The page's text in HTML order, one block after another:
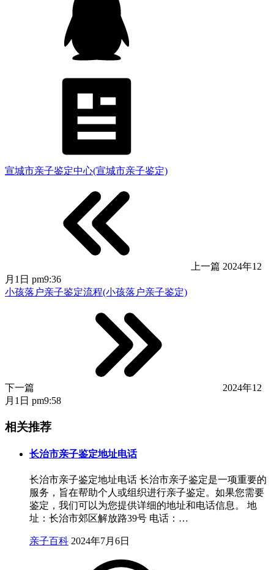
宣城市亲子鉴定中心(宣城市亲子鉴定)
上一篇 2024年12
月1日 pm9:36
小孩落户亲子鉴定流程(小孩落户亲子鉴定)
下一篇
2024年12
月1日 pm9:58
相关推荐
长治市亲子鉴定地址电话
长治市亲子鉴定地址电话 长治市亲子鉴定是一项重要的
服务，旨在帮助个人或组织进行亲子鉴定。如果您需要
鉴定，我们可以为您提供详细的地址和电话信息。 地
址：长治市郊区解放路39号 电话：…
亲子百科 2024年7月6日